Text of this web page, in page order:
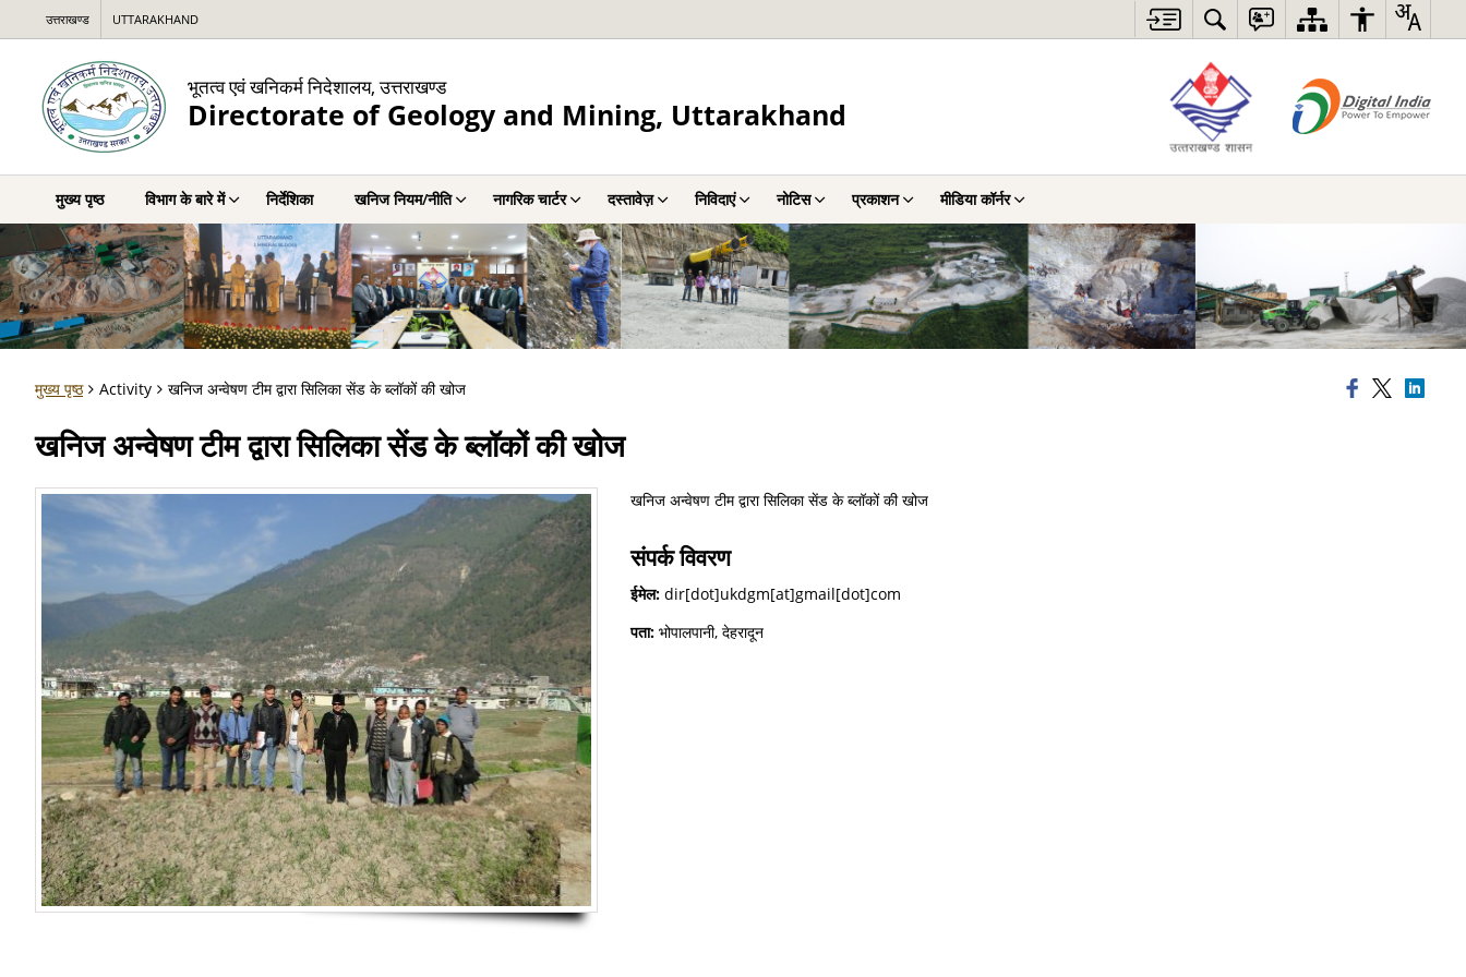
उत्तराखण्ड UTTARAKHAND
भूतत्व एवं खनिकर्म निदेशालय, उत्तराखण्ड
Directorate of Geology and Mining, Uttarakhand
मुख्य पृष्ठ विभाग के बारे में निर्देशिका खनिज नियम/नीति नागरिक चार्टर दस्तावेज़ निविदाएं नोटिस प्रकाशन मीडिया कॉर्नर
मुख्य पृष्ठ Activity खनिज अन्वेषण टीम द्वारा सिलिका सेंड के ब्लॉकों की खोज
खनिज अन्वेषण टीम द्वारा सिलिका सेंड के ब्लॉकों की खोज
खनिज अन्वेषण टीम द्वारा सिलिका सेंड के ब्लॉकों की खोज
संपर्क विवरण
ईमेल: dir[dot]ukdgm[at]gmail[dot]com
पता: भोपालपानी, देहरादून